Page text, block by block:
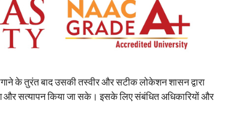
के तुरंत बाद उसकी तस्वीर और सटीक लोकेशन शासन द्वारा
और सत्यापन किया जा सके। इसके लिए संबंधित अधिकारियों और